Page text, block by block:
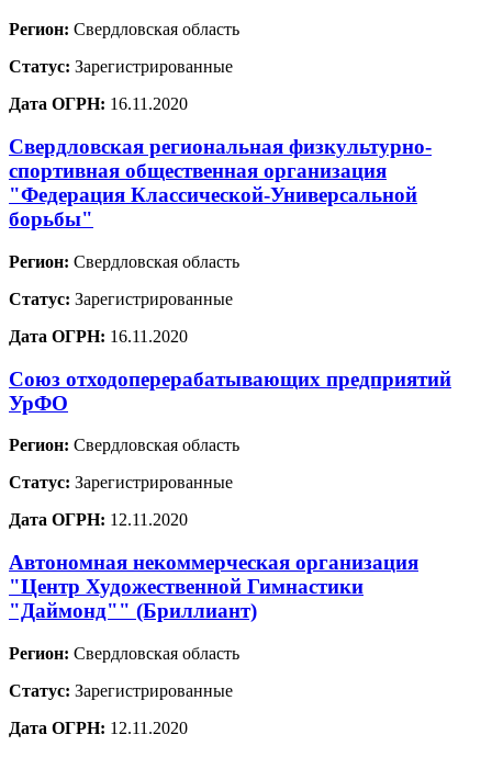
Регион: Свердловская область
Статус: Зарегистрированные
Дата ОГРН: 16.11.2020
Свердловская региональная физкультурно-
спортивная общественная организация
"Федерация Классической-Универсальной
борьбы"
Регион: Свердловская область
Статус: Зарегистрированные
Дата ОГРН: 16.11.2020
Союз отходоперерабатывающих предприятий
УрФО
Регион: Свердловская область
Статус: Зарегистрированные
Дата ОГРН: 12.11.2020
Автономная некоммерческая организация
"Центр Художественной Гимнастики
"Даймонд"" (Бриллиант)
Регион: Свердловская область
Статус: Зарегистрированные
Дата ОГРН: 12.11.2020